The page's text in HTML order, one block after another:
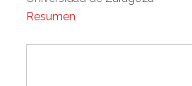
Resumen